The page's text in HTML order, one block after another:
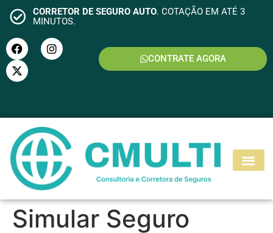
CORRETOR DE SEGURO AUTO. COTAÇÃO EM ATÉ 3
MINUTOS.
CONTRATE AGORA
SEGURO RESIDENCIAL
Simular Seguro